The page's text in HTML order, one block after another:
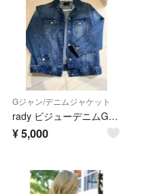
Gジャン/デニムジャケット
rady ビジューデニムGジャン
¥5,000